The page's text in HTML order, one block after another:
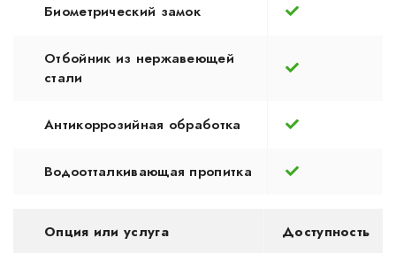
Биометрический замок
Отбойник из нержавеющей
стали
Антикоррозийная обработка
Водоотталкивающая пропитка
Опция или услуга Доступность